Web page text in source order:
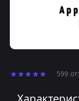
599